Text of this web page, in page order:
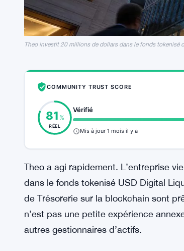
Theo investit 20 millions de dollars dans le fonds tokenisé
COMMUNITY TRUST SCORE
81 %
RÉEL
Vérifié
Mis à jour 1 mois il y a
Theo a agi rapidement. L’entreprise
dans le fonds tokenisé USD Digital
de Trésorerie sur la blockchain sont
n’est pas une petite expérience
autres gestionnaires d’actifs.